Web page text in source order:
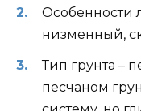
Особенности
низменный,
Тип грунта –
песчаном